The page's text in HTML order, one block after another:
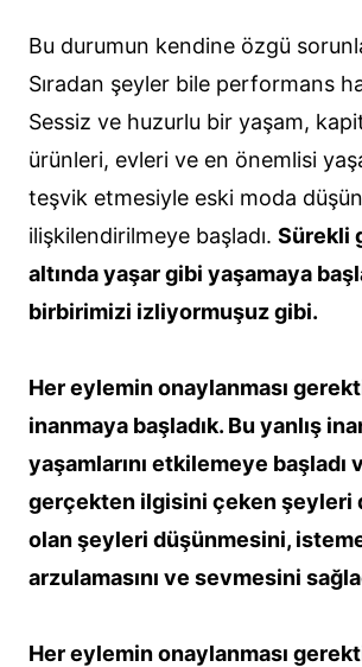
Bu durumun kendine özgü
Sıradan şeyler bile performans
Sessiz ve huzurlu bir yaşam,
ürünleri, evleri ve en önemlisi
teşvik etmesiyle eski moda
ilişkilendirilmeye başladı. Sürekli
altında yaşar gibi yaşamaya
birbirimizi izliyormuşuz gibi.
Her eylemin onaylanması
inanmaya başladık. Bu yanlış
yaşamlarını etkilemeye başladı
gerçekten ilgisini çeken şeyleri
olan şeyleri düşünmesini,
arzulamasını ve sevmesini
Her eylemin onaylanması